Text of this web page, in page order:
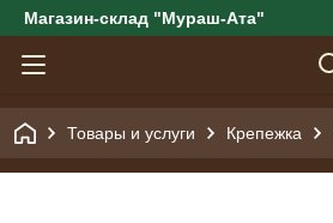
Магазин-склад "Мураш-Ата"
Товары и услуги Крепежка